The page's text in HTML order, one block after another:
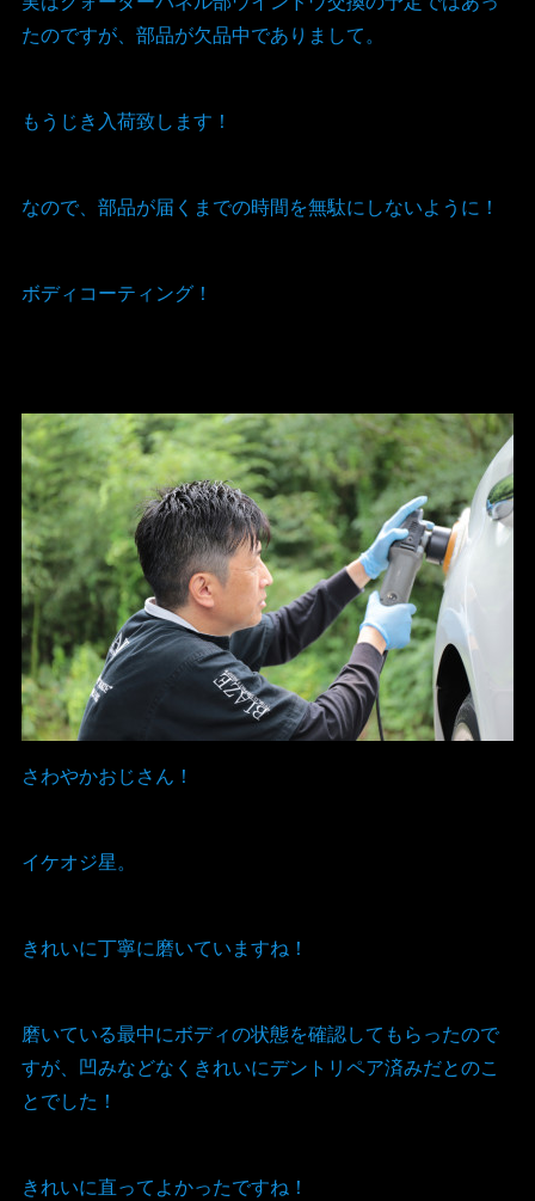
たのですが、部品が欠品中でありまして。
もうじき入荷致します！
なので、部品が届くまでの時間を無駄にしないように！
ボディコーティング！
さわやかおじさん！
イケオジ星。
きれいに丁寧に磨いていますね！
磨いている最中にボディの状態を確認してもらったので
すが、凹みなどなくきれいにデントリペア済みだとのこ
とでした！
きれいに直ってよかったですね！